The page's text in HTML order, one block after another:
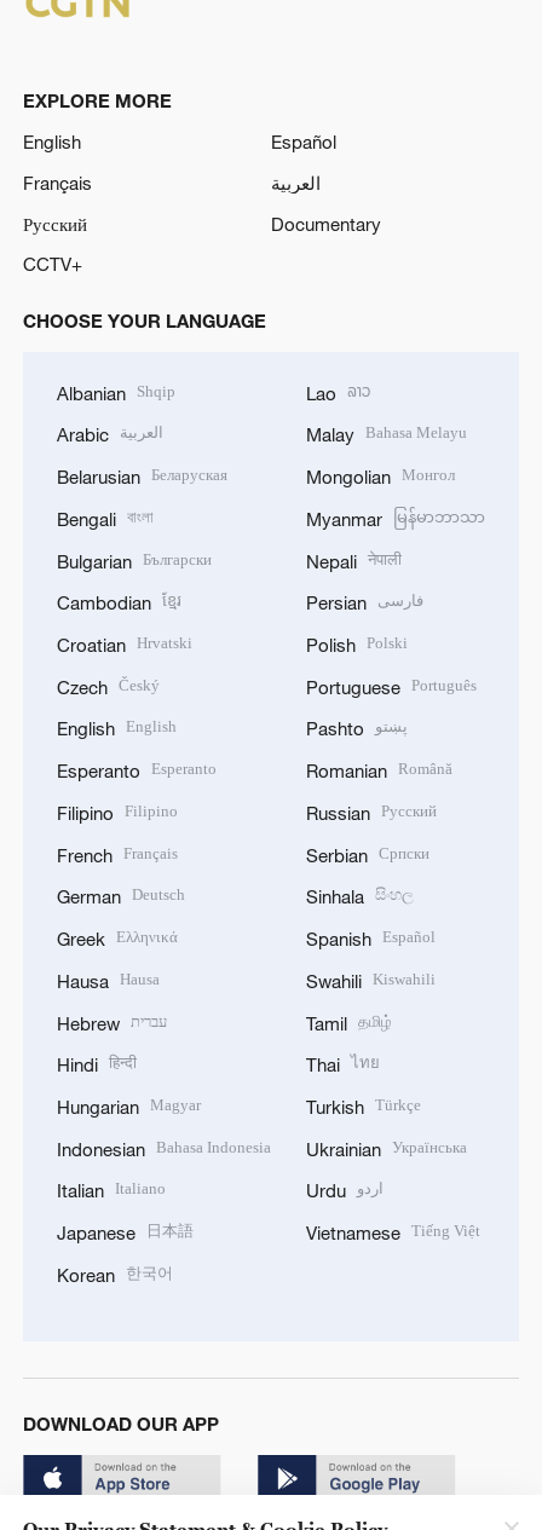
EXPLORE MORE
English
Español
Français
العربية
Русский
Documentary
CCTV+
CHOOSE YOUR LANGUAGE
Albanian Shqip
Arabic العربية
Belarusian Беларуская
Bengali বাংলা
Bulgarian Български
Cambodian ខ្មែរ
Croatian Hrvatski
Czech Český
English English
Esperanto Esperanto
Filipino Filipino
French Français
German Deutsch
Greek Ελληνικά
Hausa Hausa
Hebrew עברית
Hindi हिन्दी
Hungarian Magyar
Indonesian Bahasa Indonesia
Italian Italiano
Japanese 日本語
Korean 한국어
Lao ລາວ
Malay Bahasa Melayu
Mongolian Монгол
Myanmar မြန်မာဘာသာ
Nepali नेपाली
Persian فارسی
Polish Polski
Portuguese Português
Pashto پښتو
Romanian Română
Russian Русский
Serbian Српски
Sinhala සිංහල
Spanish Español
Swahili Kiswahili
Tamil தமிழ்
Thai ไทย
Turkish Türkçe
Ukrainian Українська
Urdu اردو
Vietnamese Tiếng Việt
DOWNLOAD OUR APP